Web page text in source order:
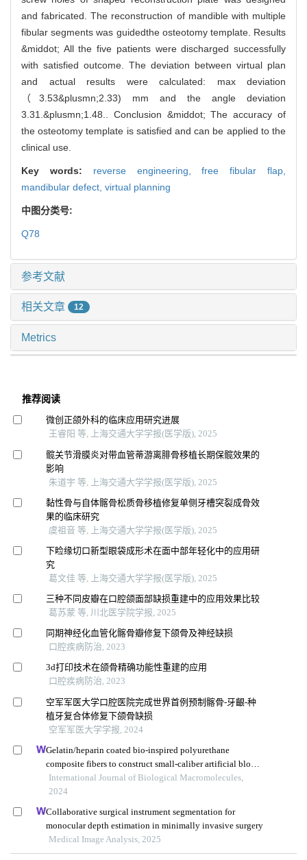
and fabricated. The reconstruction of mandible with multiple
fibular segments was guidedthe osteotomy template. Results
&middot; All the five patients were discharged successfully
with satisfied outcome. The deviation between virtual plan
and actual results were calculated: max deviation
（3.53&plusmn;2.33) mm and the angle deviation
3.31.&plusmn;1.48.. Conclusion &middot; The accuracy of
the osteotomy template is satisfied and can be applied to the
clinical use.
Key words: reverse engineering,free fibular flap,
mandibular defect, virtual planning
中图分类号:
Q78
参考文献
相关文章 12
Metrics
推荐阅读
微创正颌外科的临床应用研究进展
王睿阳 等, 上海交通大学学报(医学版), 2025
髋关节滑膜炎对带血管蒂游离腓骨移植长期保髋效果的
影响
朱道宇 等, 上海交通大学学报(医学版), 2025
黏性骨与自体髂骨松质骨移植修复单侧牙槽突裂成骨效
果的临床研究
虞祖音 等, 上海交通大学学报(医学版), 2025
下睑缘切口新型眼袋成形术在面中部年轻化中的应用研
究
葛文佳 等, 上海交通大学学报(医学版), 2025
三种不同皮瓣在口腔颌面部缺损重建中的应用效果比较
葛苏蒙 等, 川北医学院学报, 2025
同期神经化血管化髂骨瓣修复下颌骨及神经缺损
口腔疾病防治, 2023
3d打印技术在颌骨精确功能性重建的应用
口腔疾病防治, 2023
空军军医大学口腔医院完成世界首例预制髂骨-牙齦-种
植牙复合体修复下颌骨缺损
空军军医大学学报, 2024
Gelatin/heparin coated bio-inspired polyurethane
composite fibers to construct small-caliber artificial blood
vessel grafts
International Journal of Biological Macromolecules,
2024
Collaborative surgical instrument segmentation for
monocular depth estimation in minimally invasive surgery
Medical Image Analysis, 2025